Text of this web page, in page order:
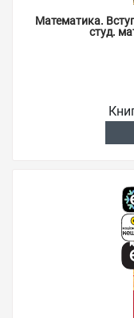
Математика.
студ.